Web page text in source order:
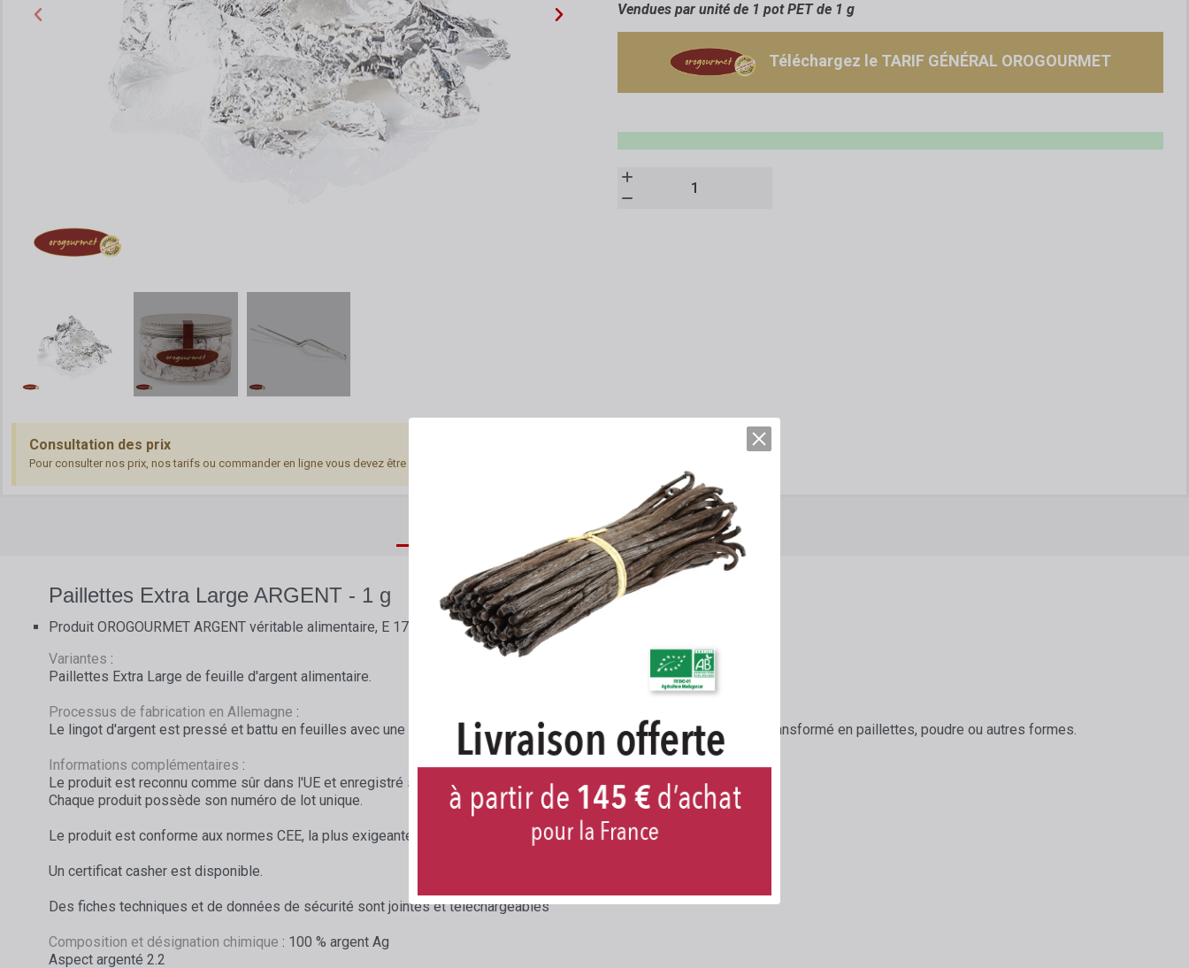
Consultation des prix
Pour consulter nos prix, nos tarifs ou commander en ligne vous devez être connecté.
Vendues par unité de 1 pot PET de 1 g
Téléchargez le TARIF GÉNÉRAL OROGOURMET
DESCRIPTION DÉTAILLÉE FICHES TECHNIQUES
Paillettes Extra Large ARGENT - 1 g
Produit OROGOURMET ARGENT véritable alimentaire, E 174
Variantes :
Paillettes Extra Large de feuille d'argent alimentaire.
Processus de fabrication en Allemagne :
Le lingot d'argent est pressé et battu en feuilles avec une épaisseur d'environ 0,125 µ puis découpées en carrés ou transformé en paillettes, poudre ou autres formes.
Informations complémentaires :
Le produit est reconnu comme sûr dans l'UE et enregistré sous le numéro E 174.
Chaque produit possède son numéro de lot unique.
Le produit est conforme aux normes CEE, la plus exigeante au monde.
Un certificat casher est disponible.
Des fiches techniques et de données de sécurité sont jointes et téléchargeables
Composition et désignation chimique : 100 % argent Ag
Aspect argenté 2.2